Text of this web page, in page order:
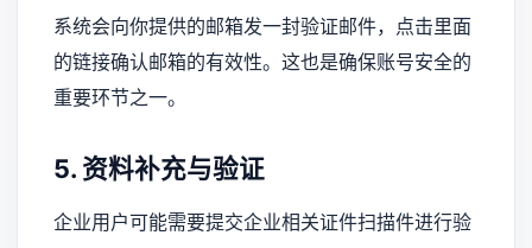
系统会向你提供的邮箱发一封验证邮件，点击里面
的链接确认邮箱的有效性。这也是确保账号安全的
重要环节之一。
5. 资料补充与验证
企业用户可能需要提交企业相关证件扫描件进行验